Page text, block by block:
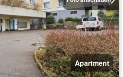
Apartment